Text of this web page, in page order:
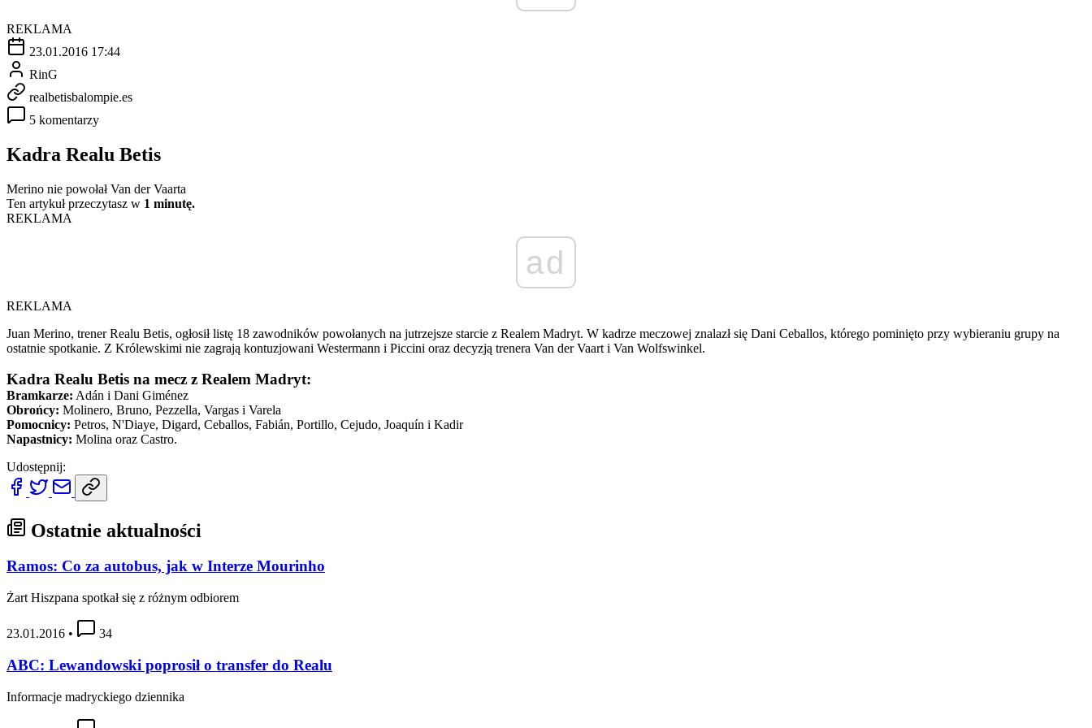
REKLAMA
23.01.2016 17:44
RinG
realbetisbalompie.es
5 komentarzy
Kadra Realu Betis
Merino nie powołał Van der Vaarta
Ten artykuł przeczytasz w 1 minutę.
REKLAMA
ad
REKLAMA
Juan Merino, trener Realu Betis, ogłosił listę 18 zawodników powołanych na jutrzejsze starcie z Realem Madryt. W kadrze meczowej znalazł się Dani Ceballos, którego pominięto przy wybieraniu grupy na
ostatnie spotkanie. Z Królewskimi nie zagrają kontuzjowani Westermann i Piccini oraz decyzją trenera Van der Vaart i Van Wolfswinkel.
Kadra Realu Betis na mecz z Realem Madryt:
Bramkarze: Adán i Dani Giménez
Obrońcy: Molinero, Bruno, Pezzella, Vargas i Varela
Pomocnicy: Petros, N'Diaye, Digard, Ceballos, Fabián, Portillo, Cejudo, Joaquín i Kadir
Napastnicy: Molina oraz Castro.
Udostępnij:
Ostatnie aktualności
Ramos: Co za autobus, jak w Interze Mourinho
Żart Hiszpana spotkał się z różnym odbiorem
23.01.2016 • 34
ABC: Lewandowski poprosił o transfer do Realu
Informacje madryckiego dziennika